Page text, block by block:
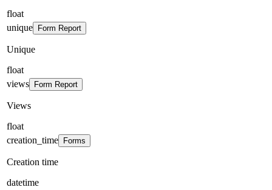
float
unique
Form Report
Unique
float
views
Form Report
Views
float
creation_time
Forms
Creation time
datetime